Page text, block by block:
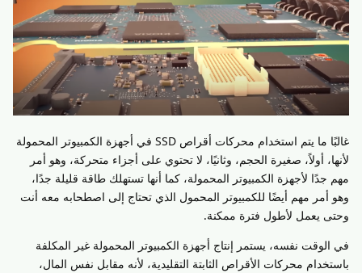
غالبًا ما يتم استخدام محركات أقراص SSD في أجهزة الكمبيوتر المحمولة
لأنها، أولاً، صغيرة الحجم، وثانيًا، لا تحتوي على أجزاء متحركة، وهو أمر
مهم جدًا لأجهزة الكمبيوتر المحمولة، كما أنها تستهلك طاقة قليلة جدًا،
وهو أمر مهم أيضًا للكمبيوتر المحمول الذي تحتاج إلى اصطحابه معه أنت
وحتى يعمل لأطول فترة ممكنة.
في الوقت نفسه، يستمر إنتاج أجهزة الكمبيوتر المحمولة غير المكلفة
باستخدام محركات الأقراص الثابتة التقليدية، لأنه مقابل نفس المال،